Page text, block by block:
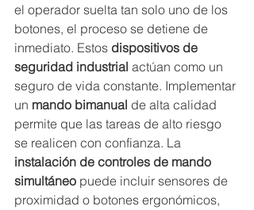
el operador suelta tan solo uno de los
botones, el proceso se detiene de
inmediato. Estos dispositivos de
seguridad industrial actúan como un
seguro de vida constante. Implementar
un mando bimanual de alta calidad
permite que las tareas de alto riesgo
se realicen con confianza. La
instalación de controles de mando
simultáneo puede incluir sensores de
proximidad o botones ergonómicos,